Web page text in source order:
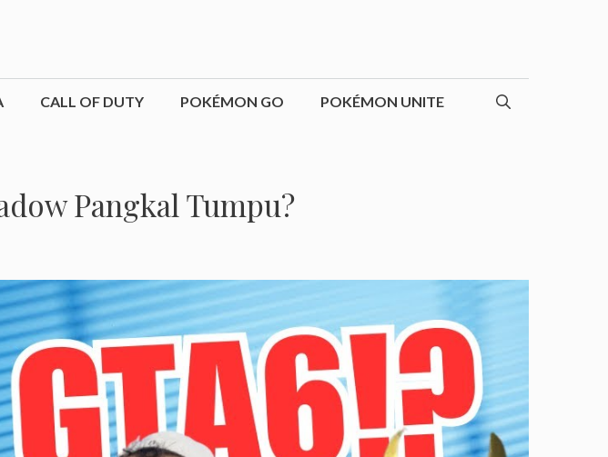
CALL OF DUTY POKÉMON GO POKÉMON UNITE
Pangkal Tumpu?